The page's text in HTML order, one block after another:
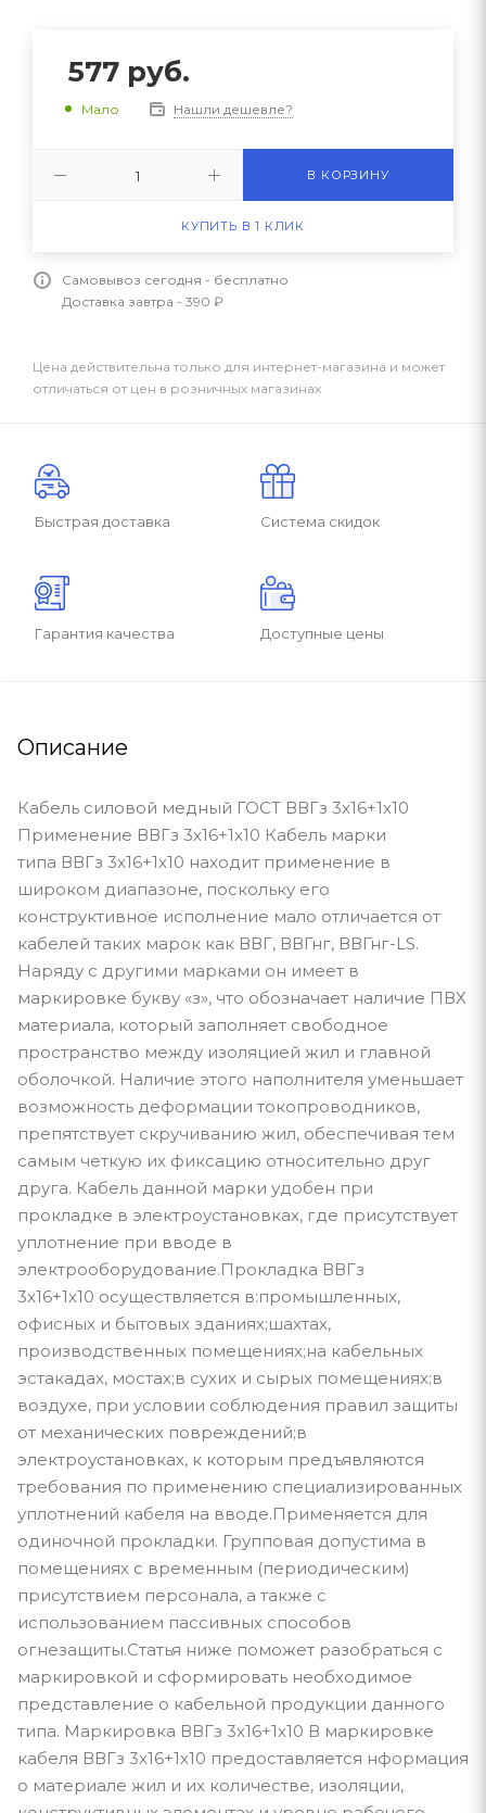
577 руб.
Мало Нашли дешевле?
В КОРЗИНУ
КУПИТЬ В 1 КЛИК
Самовывоз сегодня - бесплатно
Доставка завтра - 390 ₽
Цена действительна только для интернет-магазина и может
отличаться от цен в розничных магазинах
Быстрая доставка Система скидок
Гарантия качества Доступные цены
Описание
Кабель силовой медный ГОСТ ВВГз 3х16+1х10
Применение ВВГз 3х16+1х10 Кабель марки
типа ВВГз 3х16+1х10 находит применение в
широком диапазоне, поскольку его
конструктивное исполнение мало отличается от
кабелей таких марок как ВВГ, ВВГнг, ВВГнг-LS.
Наряду с другими марками он имеет в
маркировке букву «з», что обозначает наличие ПВХ
материала, который заполняет свободное
пространство между изоляцией жил и главной
оболочкой. Наличие этого наполнителя уменьшает
возможность деформации токопроводников,
препятствует скручиванию жил, обеспечивая тем
самым четкую их фиксацию относительно друг
друга. Кабель данной марки удобен при
прокладке в электроустановках, где присутствует
уплотнение при вводе в
электрооборудование.Прокладка ВВГз
3х16+1х10 осуществляется в:промышленных,
офисных и бытовых зданиях;шахтах,
производственных помещениях;на кабельных
эстакадах, мостах;в сухих и сырых помещениях;в
воздухе, при условии соблюдения правил защиты
от механических повреждений;в
электроустановках, к которым предъявляются
требования по применению специализированных
уплотнений кабеля на вводе.Применяется для
одиночной прокладки. Групповая допустима в
помещениях с временным (периодическим)
присутствием персонала, а также с
использованием пассивных способов
огнезащиты.Статья ниже поможет разобраться с
маркировкой и сформировать необходимое
представление о кабельной продукции данного
типа. Маркировка ВВГз 3х16+1х10 В маркировке
кабеля ВВГз 3х16+1х10 предоставляется нформация
о материале жил и их количестве, изоляции,